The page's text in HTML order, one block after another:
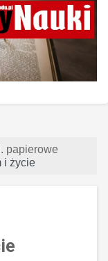
papierowe
i życie